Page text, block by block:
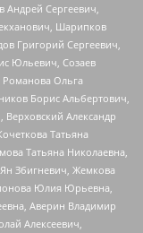
Андрей Сергеевич,
Шарипков
Григорий Сергеевич,
Юльевич, Созаев
Ольга
Борис Альбертович,
Александр
Татьяна
Татьяна Николаевна,
Збигневич, Жемкова
Юлия Юрьевна,
Аверин Владимир
Алексеевич,